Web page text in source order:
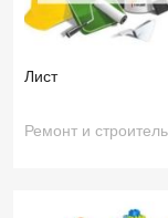
Лист
Ремонт и